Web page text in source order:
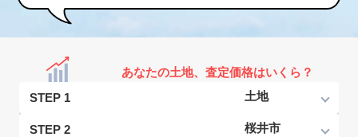
あなたの土地、査定価格はいくら？
STEP 1
STEP 2